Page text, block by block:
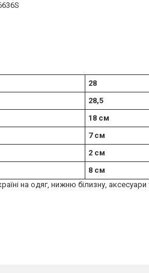
28
28,5
18 см
7 см
2 см
8 см
на одяг, нижню білизну,